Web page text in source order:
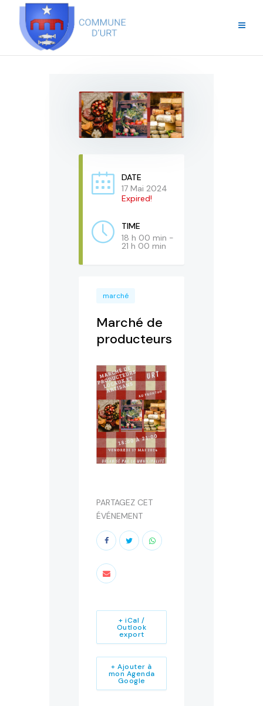
DATE
17 Mai 2024
Expired!
TIME
18 h 00 min -
21 h 00 min
marché
Marché de
producteurs
PARTAGEZ CET
ÉVÉNEMENT
+ Ajouter à
mon Agenda
Google
+ iCal /
Outlook
export